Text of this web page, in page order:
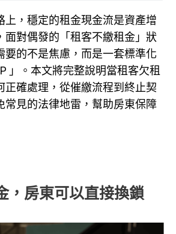
上，穩定的租金現金流是資產增
面對偶發的「租客不繳租金」狀
要的不是焦慮，而是一套標準化
」。本文將完整說明當租客欠租
正確處理，從催繳流程到終止契
常見的法律地雷，幫助房東保障
，房東可以直接換鎖